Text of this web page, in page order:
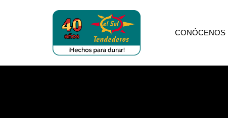
CONÓCENOS